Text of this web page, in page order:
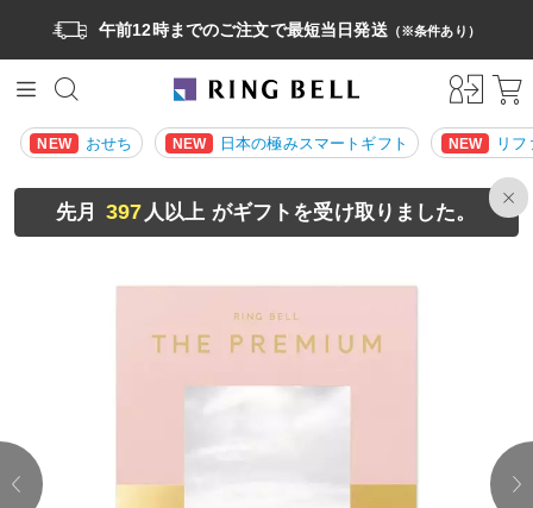
午前12時までのご注文で最短当日発送（※条件あり）
NEW おせち NEW 日本の極みスマートギフト NEW リ
先月 397 人以上 がギフトを受け取りました。
prev